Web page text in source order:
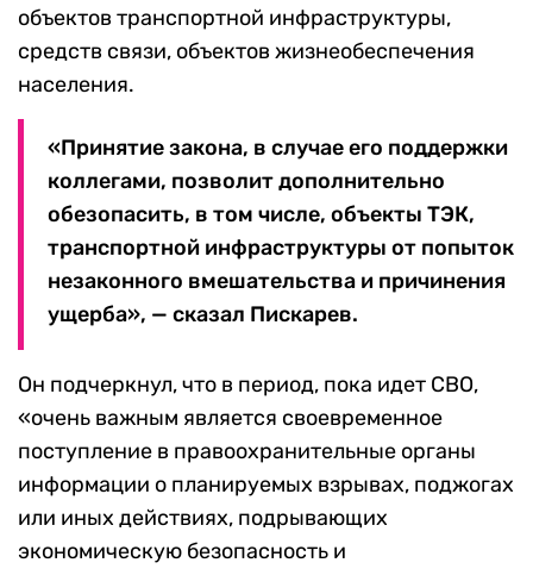
объектов транспортной инфраструктуры,
средств связи, объектов жизнеобеспечения
населения.
«Принятие закона, в случае его поддержки
коллегами, позволит дополнительно
обезопасить, в том числе, объекты ТЭК,
транспортной инфраструктуры от попыток
незаконного вмешательства и причинения
ущерба», — сказал Пискарев.
Он подчеркнул, что в период, пока идет СВО,
«очень важным является своевременное
поступление в правоохранительные органы
информации о планируемых взрывах, поджогах
или иных действиях, подрывающих
экономическую безопасность и